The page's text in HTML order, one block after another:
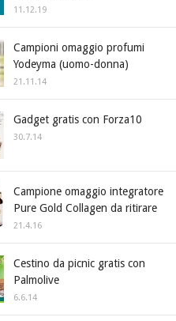
11.12.19
Campioni omaggio profumi
Yodeyma (uomo-donna)
21.11.14
Gadget gratis con Forza10
30.7.14
Campione omaggio integratore
Pure Gold Collagen da ritirare
21.4.16
Cestino da picnic gratis con
Palmolive
6.6.14